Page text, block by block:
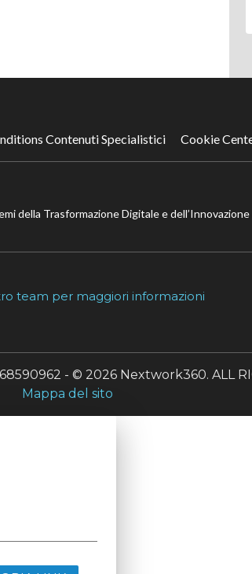
Contenuti Specialistici Cookie
della Trasformazione Digitale e
team per maggiori informazioni
- © 2026 Nextwork360. ALL
Mappa del sito